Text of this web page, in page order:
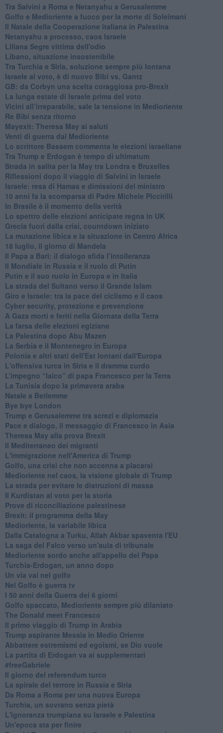
Tra Salvini a Roma e Netanyahu a Gerusalemme
Golfo e Medioriente a fuoco per la morte di Soleimani
Il Natale della Cooperazione italiana in Palestina
Netanyahu a processo, caos Israele
Liliana Segre vittima dell'odio
Libano, situazione insostenibile
Tra Turchia e Siria, soluzione sempre più lontana
Israele al voto, è di nuovo Bibi vs. Gantz
GB: da Corbyn una scelta coraggiosa pro-Brexit
La lunga estate di Israele prima del voto
Vicini all’irreparabile, sale la tensione in Medioriente
Re Bibi senza ritorno
Mayexit: Theresa May ai saluti
Venti di guerra dal Medioriente
Lo scrittore Bassem commenta le elezioni israeliane
Tra Trump e Erdogan è tempo di ultimatum
Strada in salita per la May tra Londra e Bruxelles
Riflessioni dopo il viaggio di Salvini in Israele
Israele: resa di Hamas e dimissioni del ministro
10 anni fa la scomparsa di Padre Michele Piccirilli
In Brasile è il momento della verità
Lo spettro delle elezioni anticipate regna in UK
Grecia fuori dalla crisi, countdown iniziato
La mutazione libica e la situazione in Centro Africa
18 luglio, il giorno di Mandela
Il Papa a Bari: il dialogo sfida l’intolleranza
Il Mondiale in Russia e il ruolo di Putin
Putin e il suo ruolo in Europa e in Italia
La strada del Sultano verso il Grande Islam
Giro e Israele: tra la pace del ciclismo e il caos
Cyber security, protezione e prevenzione
A Gaza morti e feriti nella Giornata della Terra
La farsa delle elezioni egiziane
La Palestina dopo Abu Mazen
La Serbia e il Montenegro in Europa
Polonia e altri stati dell'Est lontani dall'Europa
L'offensiva turca in Siria e il dramma curdo
L’impegno “laico” di papa Francesco per la Terra
La Tunisia dopo la primavera araba
Natale a Betlemme
Bye bye London
Trump e Gerusalemme tra screzi e diplomazia
Pace e dialogo, il messaggio di Francesco in Asia
Theresa May alla prova Brexit
Il Mediterraneo dei migranti
L'immigrazione nell'America di Trump
Golfo, una crisi che non accenna a placarsi
Medioriente nel caos, la visione globale di Trump
La strada per evitare le distruzioni di massa
Il Kurdistan al voto per la storia
Prove di riconciliazione palestinese
Brexit: il programma della May
Medioriente, la variabile libica
Dalla Catalogna a Turku, Allah Akbar spaventa l'EU
La saga del Falco verso un'aula di tribunale
Medioriente sordo anche all'appello del Papa
Turchia-Erdogan, un anno dopo
Un via vai nel golfo
Nel Golfo è guerra tv
I 50 anni della Guerra dei 6 giorni
Golfo spaccato, Medioriente sempre più dilaniato
The Donald meet Francesco
Il primo viaggio di Trump in Arabia
Trump aspirante Messia in Medio Oriente
Abbattere estremismi ed egoismi, se Dio vuole
La partita di Erdogan va ai supplementari
#freeGabriele
Il giorno del referendum turco
La spirale del terrore in Russia e Siria
Da Roma a Roma per una nuova Europa
Turchia, un sovrano senza pietà
L'ignoranza trumpiana su Israele e Palestina
Un'epoca sta per finire